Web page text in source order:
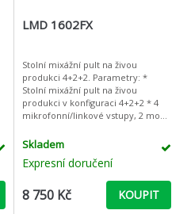
LMD 1602FX
Stolní mixážní pult na živou
produkci 4+2+2. Parametry: *
Stolní mixážní pult na živou
produkci v konfiguraci 4+2+2 * 4
mikrofonní/linkové vstupy, 2 mono
Skladem
Expresní doručení
8 750 Kč KOUPIT